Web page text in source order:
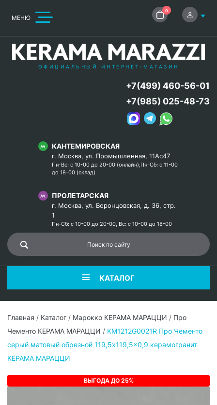
МЕНЮ
0
ОФИЦИАЛЬНЫЙ ИНТЕРНЕТ-МАГАЗИН
КАНТЕМИРОВСКАЯ
г. Москва, ул. Промышленная, 11Ас47
Пн-Вс: с 10-00 до 20-00 (онлайн),Пн-Сб: с 11-00
до 18-00 (склад)
ПРОЛЕТАРСКАЯ
г. Москва, ул. Воронцовская, д. 36, стр.
1
Пн-Сб: с 10-00 до 20-00, Вс: с 10-00 до 18-00
+7(499) 460-56-01
+7(985) 025-48-73
КАТАЛОГ
Главная / Каталог / Марокко КЕРАМА МАРАЦЦИ / Про
Чементо КЕРАМА МАРАЦЦИ / KM1212G0021R Про Чементо
серый матовый обрезной 119,5x119,5x0,9 керамогранит
КЕРАМА МАРАЦЦИ
ВЫГОДА ДО 25%